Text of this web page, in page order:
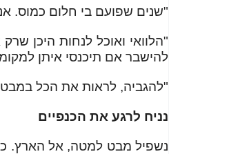
"שנים שפועם בי חלום כמוס.
"הלוואי ואוכל לנחות היכן
להישבר אם תיכנסי איתן
"להגביה, לראות את הכל
נניח לרגע את הכנפיים
נשפיל מבט למטה, אל הארץ.